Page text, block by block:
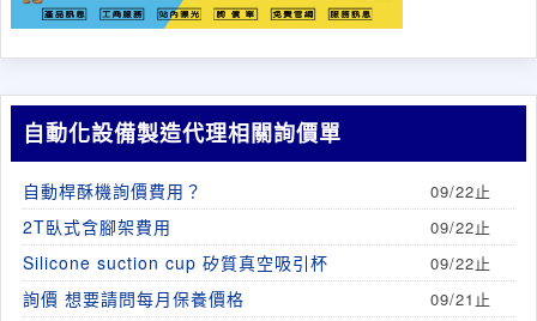
自動化設備製造代理相關詢價單
自動桿酥機詢價費用？ 09/22止
2T臥式含腳架費用 09/22止
Silicone suction cup 矽質真空吸引杯 09/22止
詢價 想要請問每月保養價格 09/21止